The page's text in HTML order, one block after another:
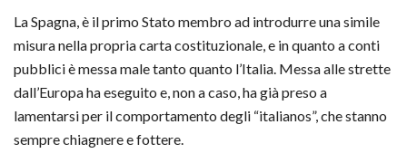
La Spagna, è il primo Stato membro ad introdurre una simile
misura nella propria carta costituzionale, e in quanto a conti
pubblici è messa male tanto quanto l’Italia. Messa alle strette
dall’Europa ha eseguito e, non a caso, ha già preso a
lamentarsi per il comportamento degli “italianos”, che stanno
sempre chiagnere e fottere.